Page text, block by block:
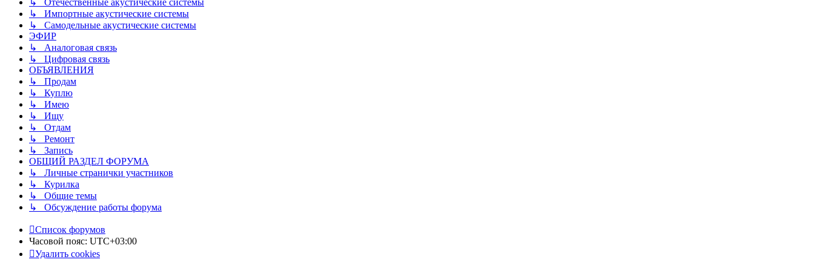
↳ Отечественные акустические системы
↳ Импортные акустические системы
↳ Самодельные акустические системы
ЭФИР
↳ Аналоговая связь
↳ Цифровая связь
ОБЪЯВЛЕНИЯ
↳ Продам
↳ Куплю
↳ Имею
↳ Ищу
↳ Отдам
↳ Ремонт
↳ Запись
ОБЩИЙ РАЗДЕЛ ФОРУМА
↳ Личные странички участников
↳ Курилка
↳ Общие темы
↳ Обсуждение работы форума
Список форумов
Часовой пояс: UTC+03:00
Удалить cookies